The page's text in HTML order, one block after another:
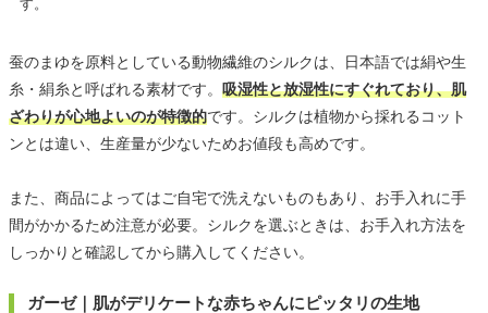
す。
蚕のまゆを原料としている動物繊維のシルクは、日本語では絹や生
糸・絹糸と呼ばれる素材です。 吸湿性と放湿性にすぐれており、肌
ざわりが心地よいのが特徴的です。シルクは植物から採れるコット
ンとは違い、生産量が少ないためお値段も高めです。
また、商品によってはご自宅で洗えないものもあり、お手入れに手
間がかかるため注意が必要。シルクを選ぶときは、お手入れ方法を
しっかりと確認してから購入してください。
ガーゼ｜肌がデリケートな赤ちゃんにピッタリの生地